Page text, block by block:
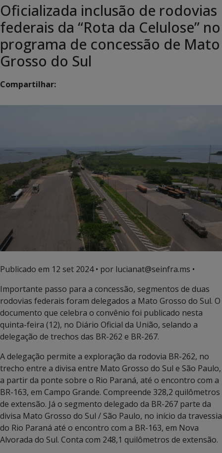
Oficializada inclusão de rodovias
federais da “Rota da Celulose” no
programa de concessão de Mato
Grosso do Sul
Compartilhar:
Publicado em 12 set 2024• por lucianat@seinfra.ms •
Importante passo para a concessão, segmentos de duas
rodovias federais foram delegados a Mato Grosso do Sul. O
documento que celebra o convênio foi publicado nesta
quinta-feira (12), no Diário Oficial da União, selando a
delegação de trechos das BR-262 e BR-267.
A delegação permite a exploração da rodovia BR-262, no
trecho entre a divisa entre Mato Grosso do Sul e São Paulo,
a partir da ponte sobre o Rio Paraná, até o encontro com a
BR-163, em Campo Grande. Compreende 328,2 quilômetros
de extensão. Já o segmento delegado da BR-267 parte da
divisa Mato Grosso do Sul / São Paulo, no início da travessia
do Rio Paraná até o encontro com a BR-163, em Nova
Alvorada do Sul. Conta com 248,1 quilômetros de extensão.